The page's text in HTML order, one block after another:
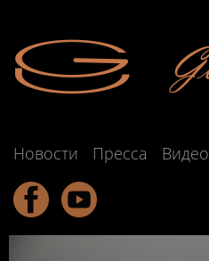
Новости Пресса Видео